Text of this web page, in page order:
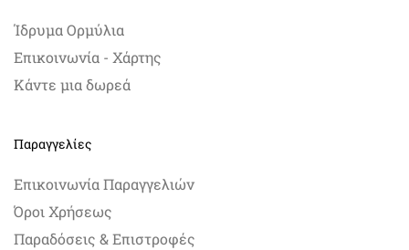
Ίδρυμα Ορμύλια
Επικοινωνία - Χάρτης
Κάντε μια δωρεά
Παραγγελίες
Επικοινωνία Παραγγελιών
Όροι Χρήσεως
Παραδόσεις & Επιστροφές